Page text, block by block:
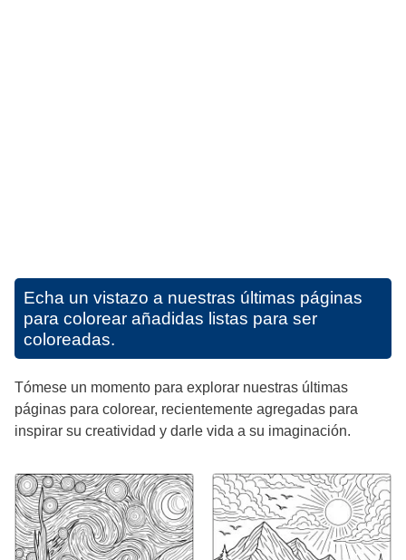
Echa un vistazo a nuestras últimas páginas
para colorear añadidas listas para ser
coloreadas.
Tómese un momento para explorar nuestras últimas
páginas para colorear, recientemente agregadas para
inspirar su creatividad y darle vida a su imaginación.